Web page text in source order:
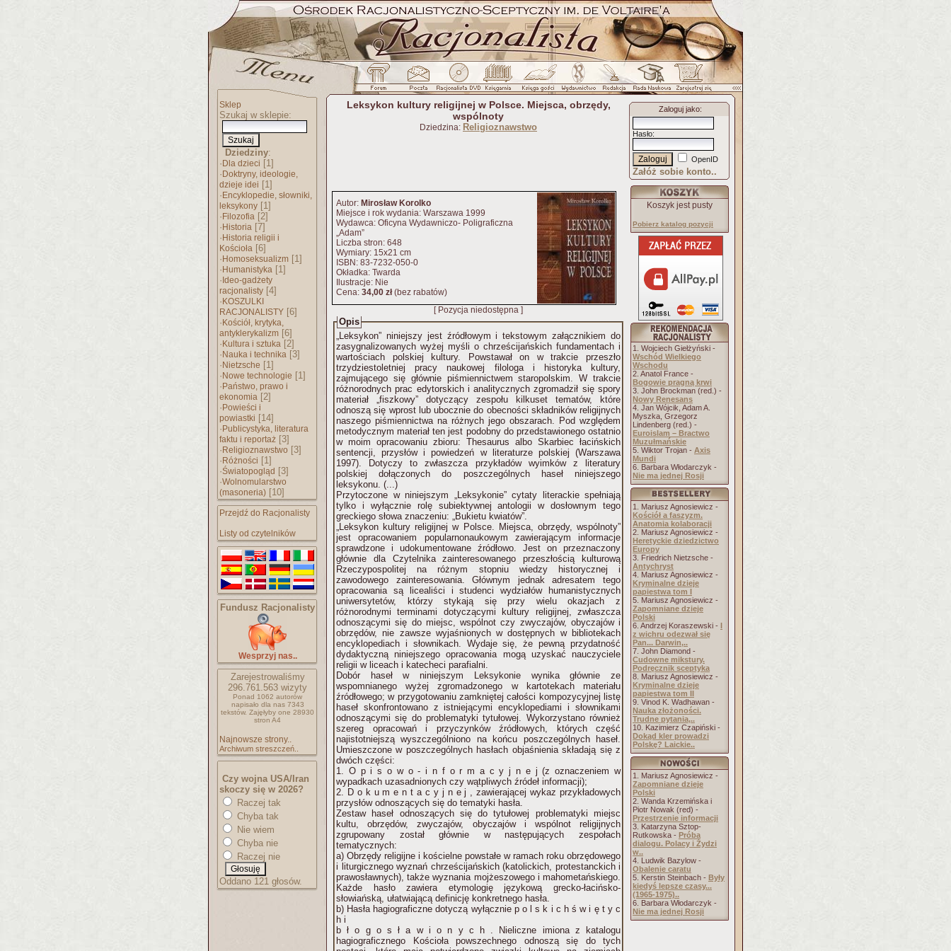
Sklep
Szukaj w sklepie:
Dziedziny:
· Dla dzieci [1]
· Doktryny, ideologie,
dzieje idei [1]
· Encyklopedie, słowniki,
leksykony [1]
· Filozofia [2]
· Historia [7]
· Historia religii i
Kościoła [6]
· Homoseksualizm [1]
· Humanistyka [1]
· Ideo-gadżety
racjonalisty [4]
· KOSZULKI
RACJONALISTY [6]
· Kościół, krytyka,
antyklerykalizm [6]
· Kultura i sztuka [2]
· Nauka i technika [3]
· Nietzsche [1]
· Nowe technologie [1]
· Państwo, prawo i
ekonomia [2]
· Powieści i
powiastki [14]
· Publicystyka, literatura
faktu i reportaż [3]
· Religioznawstwo [3]
· Różności [1]
·Światopogląd [3]
·Wolnomularstwo
(masoneria) [10]
Przejdź do Racjonalisty
Listy od czytelników
Fundusz Racjonalisty
Wesprzyj nas..
Zarejestrowaliśmy
296.761.563 wizyty
Ponad 1062 autorów
napisało dla nas 7343
tekstów. Zajęłyby one 28930
stron A4
Najnowsze strony..
Archiwum streszczeń..
Czy wojna USA/Iran
skoczy się w 2026?
Raczej tak
Chyba tak
Nie wiem
Chyba nie
Raczej nie
Oddano 121 głosów.
Leksykon kultury religijnej w Polsce. Miejsca, obrzędy,
wspólnoty
Dziedzina: Religioznawstwo
Autor: Mirosław Korolko
Miejsce i rok wydania: Warszawa 1999
Wydawca: Oficyna Wydawniczo- Poligraficzna
„Adam”
Liczba stron: 648
Wymiary: 15x21 cm
ISBN: 83-7232-050-0
Okładka: Twarda
Ilustracje: Nie
Cena: 34,00 zł(bez rabatów)
[ Pozycja niedostępna ]
Opis
„Leksykon” niniejszy jest źródłowym i tekstowym załącznikiem do
zasygnalizowanych wyżej myśli o chrześcijańskich fundamentach i
wartościach polskiej kultury. Powstawał on w trakcie przeszło
trzydziestoletniej pracy naukowej filologa i historyka kultury,
zajmującego się głównie piśmiennictwem staropolskim. W trakcie
różnorodnych prac edytorskich i analitycznych zgromadził się spory
materiał „fiszkowy” dotyczący zespołu kilkuset tematów, które
odnoszą się wprost lub ubocznie do obecności składników religijnych
naszego piśmiennictwa na różnych jego obszarach. Pod względem
metodycznym materiał ten jest podobny do przedstawionego ostatnio
w moim opracowaniu zbioru: Thesaurus albo Skarbiec łacińskich
sentencji, przysłów i powiedzeń w literaturze polskiej (Warszawa
1997). Dotyczy to zwłaszcza przykładów wyimków z literatury
polskiej dołączonych do poszczególnych haseł niniejszego
leksykonu. (...)
Przytoczone w niniejszym „Leksykonie” cytaty literackie spełniają
tylko i wyłącznie rolę subiektywnej antologii w dosłownym tego
greckiego słowa znaczeniu: „Bukietu kwiatów”.
„Leksykon kultury religijnej w Polsce. Miejsca, obrzędy, wspólnoty”
jest opracowaniem popularnonaukowym zawierającym informacje
sprawdzone i udokumentowane źródłowo. Jest on przeznaczony
głównie dla Czytelnika zainteresowanego przeszłością kulturową
Rzeczypospolitej na różnym stopniu wiedzy historycznej i
zawodowego zainteresowania. Głównym jednak adresatem tego
opracowania są licealiści i studenci wydziałów humanistycznych
uniwersytetów, którzy stykają się przy wielu okazjach z
różnorodnymi terminami dotyczącymi kultury religijnej, zwłaszcza
odnoszącymi się do miejsc, wspólnot czy zwyczajów, obyczajów i
obrzędów, nie zawsze wyjaśnionych w dostępnych w bibliotekach
encyklopediach i słownikach. Wydaje się, że pewną przydatność
dydaktyczną niniejszego opracowania mogą uzyskać nauczyciele
religii w liceach i katecheci parafialni.
Dobór haseł w niniejszym Leksykonie wynika głównie ze
wspomnianego wyżej zgromadzonego w kartotekach materiału
źródłowego; w przygotowaniu zamkniętej całości kompozycyjnej listę
haseł skonfrontowano z istniejącymi encyklopediami i słownikami
odnoszącymi się do problematyki tytułowej. Wykorzystano również
szereg opracowań i przyczynków źródłowych, których część
najistotniejszą wyszczególniono na końcu poszczególnych haseł.
Umieszczone w poszczególnych hasłach objaśnienia składają się z
dwóch części:
1. O p i s o w o - i n f o r m a c y j n e j (z oznaczeniem w
wypadkach uzasadnionych czy wątpliwych źródeł informacji);
2. D o k u m e n t a c y j n e j , zawierającej wykaz przykładowych
przysłów odnoszących się do tematyki hasła.
Zestaw haseł odnoszących się do tytułowej problematyki miejsc
kultu, obrzędów, zwyczajów, obyczajów i wspólnot religijnych
zgrupowany został głównie w następujących zespołach
tematycznych:
a) Obrzędy religijne i kościelne powstałe w ramach roku obrzędowego
i liturgicznego wyznań chrześcijańskich (katolickich, protestanckich i
prawosławnych), także wyznania mojżeszowego i mahometańskiego.
Każde hasło zawiera etymologię językową grecko-łacińsko-
słowiańską, ułatwiającą definicję konkretnego hasła.
b) Hasła hagiograficzne dotyczą wyłącznie p o l s k i c h ś w i ę t y c
h i
b ł o g o s ł a w i o n y c h . Nieliczne imiona z katalogu
hagiograficznego Kościoła powszechnego odnoszą się do tych
Zaloguj jako:
Hasło:
OpenID
Załóż sobie konto..
Koszyk jest pusty
Pobierz katalog pozycji
1. Wojciech Giełżyński -
Wschód Wielkiego
Wschodu
2. Anatol France -
Bogowie pragną krwi
3. John Brockman (red.) -
Nowy Renesans
4. Jan Wójcik, Adam A.
Myszka, Grzegorz
Lindenberg (red.) -
Euroislam – Bractwo
Muzułmańskie
5. Wiktor Trojan - Axis
Mundi
6. Barbara Włodarczyk -
Nie ma jednej Rosji
1. Mariusz Agnosiewicz -
Kościół a faszyzm.
Anatomia kolaboracji
2. Mariusz Agnosiewicz -
Heretyckie dziedzictwo
Europy
3. Friedrich Nietzsche -
Antychryst
4. Mariusz Agnosiewicz -
Kryminalne dzieje
papiestwa tom I
5. Mariusz Agnosiewicz -
Zapomniane dzieje
Polski
6. Andrzej Koraszewski - I
z wichru odezwał się
Pan... Darwin,..
7. John Diamond -
Cudowne mikstury.
Podręcznik sceptyka
8. Mariusz Agnosiewicz -
Kryminalne dzieje
papiestwa tom II
9. Vinod K. Wadhawan -
Nauka złożoności.
Trudne pytania,..
10. Kazimierz Czapiński -
Dokąd kler prowadzi
Polskę? Laickie..
1. Mariusz Agnosiewicz -
Zapomniane dzieje
Polski
2. Wanda Krzemińska i
Piotr Nowak (red) -
Przestrzenie informacji
3. Katarzyna Sztop-
Rutkowska - Próba
dialogu. Polacy i Żydzi
w..
4. Ludwik Bazylow -
Obalenie caratu
5. Kerstin Steinbach - Były
kiedyś lepsze czasy...
(1965-1975)..
6. Barbara Włodarczyk -
Nie ma jednej Rosji